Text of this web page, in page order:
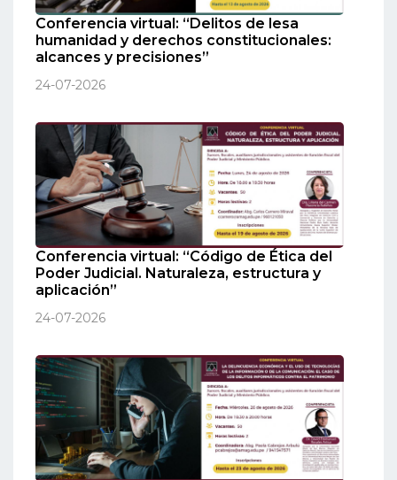
Conferencia virtual: “Delitos de lesa
humanidad y derechos constitucionales:
alcances y precisiones”
24-07-2026
Conferencia virtual: “Código de Ética del
Poder Judicial. Naturaleza, estructura y
aplicación”
24-07-2026